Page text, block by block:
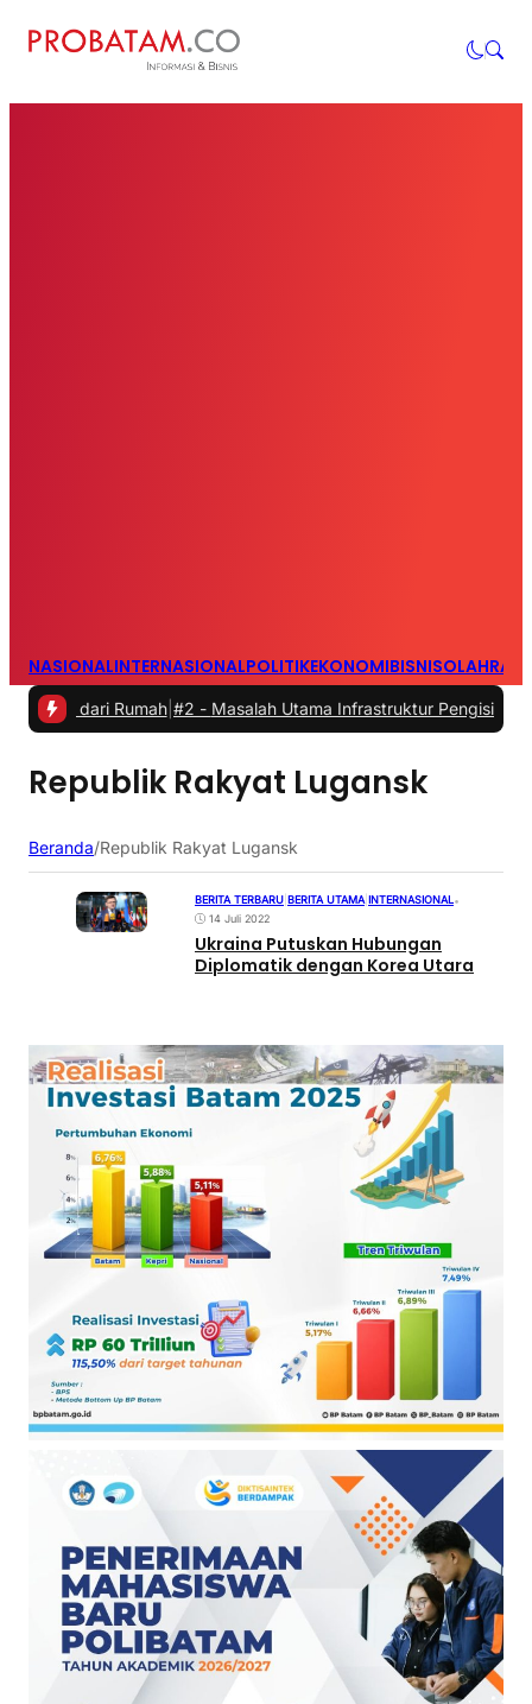
NASIONALINTERNASIONALPOLITIKEKONOMIBISNIS
dari Rumah |#2 -Masalah Utama Infrastruktur Pengisian Daya
Republik Rakyat Lugansk
Beranda/Republik Rakyat Lugansk
BERITA TERBARU BERITA UTAMA| INTERNASIONAL•
14 Juli 2022
Ukraina Putuskan Hubungan
Diplomatik dengan Korea Utara